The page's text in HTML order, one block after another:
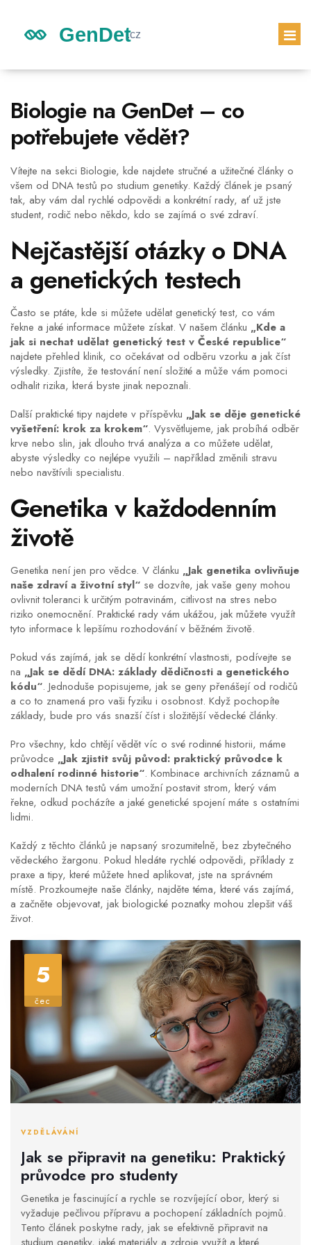
GENETICKÉ DĚDICTVÍ
DĚDICTVÍ DĚTÍ
GENETICKÝ TEST
Biologie na GenDet – co
potřebujete vědět?
Vítejte na sekci Biologie, kde najdete stručné a užitečné články o
všem od DNA testů po studium genetiky. Každý článek je psaný
tak, aby vám dal rychlé odpovědi a konkrétní rady, ať už jste
student, rodič nebo někdo, kdo se zajímá o své zdraví.
Nejčastější otázky o DNA
a genetických testech
Často se ptáte, kde si můžete udělat genetický test, co vám
řekne a jaké informace můžete získat. V našem článku „Kde a
jak si nechat udělat genetický test v České republice“
najdete přehled klinik, co očekávat od odběru vzorku a jak číst
výsledky. Zjistíte, že testování není složité a může vám pomoci
odhalit rizika, která byste jinak nepoznali.
Další praktické tipy najdete v příspěvku „Jak se děje genetické
vyšetření: krok za krokem“. Vysvětlujeme, jak probíhá odběr
krve nebo slin, jak dlouho trvá analýza a co můžete udělat,
abyste výsledky co nejlépe využili – například změnili stravu
nebo navštívili specialistu.
Genetika v každodenním
životě
Genetika není jen pro vědce. V článku „Jak genetika ovlivňuje
naše zdraví a životní styl“ se dozvíte, jak vaše geny mohou
ovlivnit toleranci k určitým potravinám, citlivost na stres nebo
riziko onemocnění. Praktické rady vám ukážou, jak můžete využít
tyto informace k lepšímu rozhodování v běžném životě.
Pokud vás zajímá, jak se dědí konkrétní vlastnosti, podívejte se
na „Jak se dědí DNA: základy dědičnosti a genetického
kódu“. Jednoduše popisujeme, jak se geny přenášejí od rodičů
a co to znamená pro vaši fyziku i osobnost. Když pochopíte
základy, bude pro vás snazší číst i složitější vědecké články.
Pro všechny, kdo chtějí vědět víc o své rodinné historii, máme
průvodce „Jak zjistit svůj původ: praktický průvodce k
odhalení rodinné historie“. Kombinace archivních záznamů a
moderních DNA testů vám umožní postavit strom, který vám
řekne, odkud pocházíte a jaké genetické spojení máte s ostatními
lidmi.
Každý z těchto článků je napsaný srozumitelně, bez zbytečného
vědeckého žargonu. Pokud hledáte rychlé odpovědi, příklady z
praxe a tipy, které můžete hned aplikovat, jste na správném
místě. Prozkoumejte naše články, najděte téma, které vás zajímá,
a začněte objevovat, jak biologické poznatky mohou zlepšit váš
život.
5
čec
VZDĚLÁVÁNÍ
Jak se připravit na genetiku: Praktický
průvodce pro studenty
Genetika je fascinující a rychle se rozvíjející obor, který si
vyžaduje pečlivou přípravu a pochopení základních pojmů.
Tento článek poskytne rady, jak se efektivně připravit na